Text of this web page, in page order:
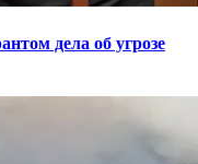
дела об угрозе